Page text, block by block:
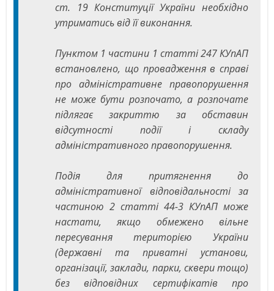
ст. 19 Конституції України необхідно
утриматись від її виконання.
Пунктом 1 частини 1 статті 247 КУпАП
встановлено, що провадження в справі
про адміністративне правопорушення
не може бути розпочато, а розпочате
підлягає закриттю за обставин
відсутності події і складу
адміністративного правопорушення.
Подія для притягнення до
адміністративної відповідальності за
частиною 2 статті 44-3 КУпАП може
настати, якщо обмежено вільне
пересування територією України
(державні та приватні установи,
організації, заклади, парки, сквери тощо)
без відповідних сертифікатів про